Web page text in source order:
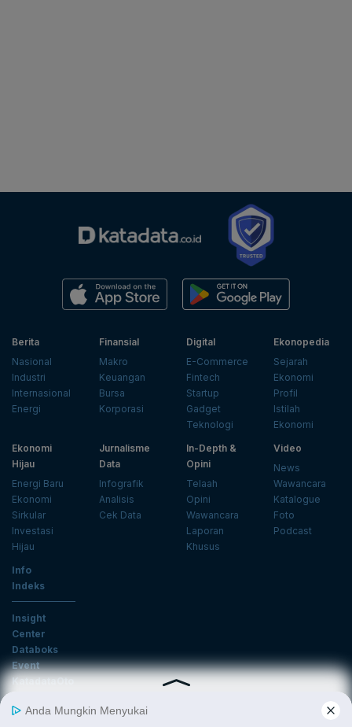
Berita
Nasional
Industri
Internasional
Energi
Finansial
Makro
Keuangan
Bursa
Korporasi
Digital
E-Commerce
Fintech
Startup
Gadget
Teknologi
Ekonopedia
Sejarah
Ekonomi
Profil
Istilah
Ekonomi
Ekonomi
Hijau
Energi Baru
Ekonomi
Sirkular
Investasi
Hijau
Jurnalisme
Data
Infografik
Analisis
Cek Data
In-Depth &
Opini
Telaah
Opini
Wawancara
Laporan
Khusus
Video
News
Wawancara
Katalogue
Foto
Podcast
Info
Indeks
Insight
Center
Databoks
Event
KatadataOto